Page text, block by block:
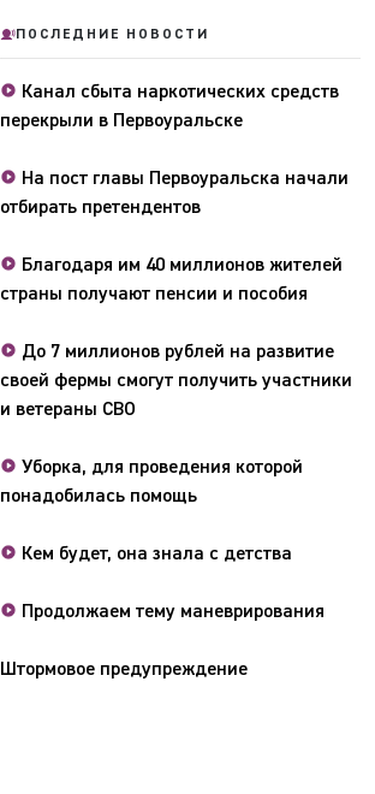
ПОСЛЕДНИЕ НОВОСТИ
Канал сбыта наркотических средств
перекрыли в Первоуральске
На пост главы Первоуральска начали
отбирать претендентов
Благодаря им 40 миллионов жителей
страны получают пенсии и пособия
До 7 миллионов рублей на развитие
своей фермы смогут получить участники
и ветераны СВО
Уборка, для проведения которой
понадобилась помощь
Кем будет, она знала с детства
Продолжаем тему маневрирования
Штормовое предупреждение